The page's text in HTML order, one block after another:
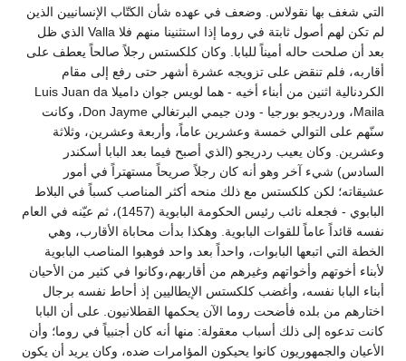
التي شغف بها نقولاس. وضعف في عهده شأن الكتّاب الإنسانيين الذين
لم تكن لهم أصول ثابتة في روما إذا استثنينا منهم فلا Valla الذي ظل
بعد أن صلحت حاله أميناً للبابا. وكان كلكستس رجلاً صالحاً يعطف على
أقاربه، فلم تنقض على تزويجه عشرة أشهر حتى رفع إلى مقام
الكردنالية اثنين من أبناء أخيه - هما لويس جوان داميلا Luis Juan da
Maila، وردريجو بورجيا - ودن جيمي البرتغالي Don Jayme، وكانت
سنّهم على التوالي خمسة وعشرين عاماً، وأربعة وعشرين، وثلاثة
وعشرين. وكان يعيب ردريجو (الذي أصبح فيما بعد البابا أسكندر
السادس) شيء آخر وهو أنه كان رجلاً صريحاً مستهتراً في أمور
عشيقاته؛ لكن كلكستس مع ذلك منحه أكثر المناصب كسباً في البلاط
البابوي - فجعله نائب رئيس الحكومة البابوية (1457)، ثم عيّنه في العام
نفسه قائداً عاماً للقوات البابوية. وهكذا بدأت محاباة الأقارب، وهي
الخطة التي اتبعها البابوات، واحداً بعد واحد فوهبوا المناصب البابوية
لأبناء أخوتهم وأخواتهم وغيرهم من أقاربهم،وكانوا في كثير من الأحيان
أبناء البابا نفسه، وأغضب كلكستس الإيطاليين إذ أحاط نفسه برجال
اختارهم من بلده فأضحت روما الآن يحكمها القطلانيون. على أن البابا
كانت تدعوه إلى ذلك أسباب معقولة: منها أنه كان أجنبياً في روما؛ وأن
الأعيان والجمهوريون كانوا يحيكون المؤامرات ضده، وكان يريد أن يكون